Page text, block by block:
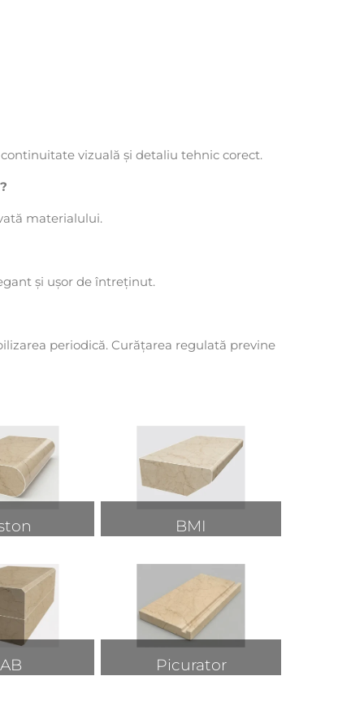
vizuală și detaliu tehnic corect.
materialului.
și ușor de întreținut.
periodică. Curățarea regulată previne
BMI
Picurator